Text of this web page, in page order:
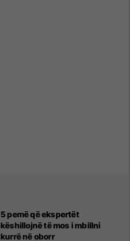
5 pemë që ekspertët
këshillojnë të mos i mbillni
kurrë në oborr